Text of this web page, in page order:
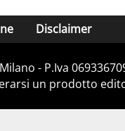
Disclaimer
- P.Iva
un prodotto